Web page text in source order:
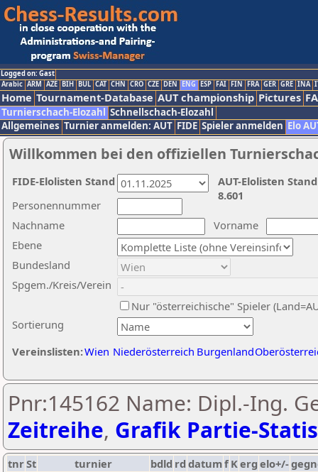
Logged on: Gast
Arabic ARM AZE BIH BUL CAT CHN CRO CZE DEN ENG ESP FAI FIN FRA GER GRE INA
Home Tournament-Database AUT championship Pictures
Turnierschach-Elozahl Schnellschach-Elozahl
Allgemeines Turnier anmelden: AUT FIDE Spieler anmelden Elo
Willkommen bei den offiziellen
Nachname
Vorname
Ebene
Sortierung
Personennummer
Bundesland
Spgem./Kreis/Verein
Nur "österreichische" Spieler
Vereinslisten:Wien Niederösterreich Burgenland
AUT-Elolisten
8.601
FIDE-Elolisten Stand
Pnr:145162 Name: Dipl.-Ing.
Zeitreihe, Grafik Partie-
tnrSt turnier bdld rd datumf Kerg elo+/-